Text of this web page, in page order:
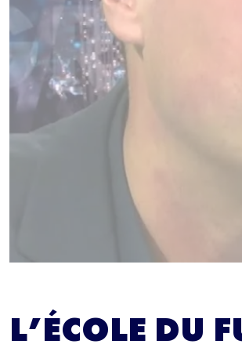
L’ÉCOLE DU